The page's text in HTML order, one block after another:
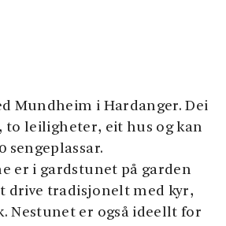
Mundheim i Hardanger. Dei
to leiligheter, eit hus og kan
sengeplassar.
er i gardstunet på garden
drive tradisjonelt med kyr,
Nestunet er også ideellt for